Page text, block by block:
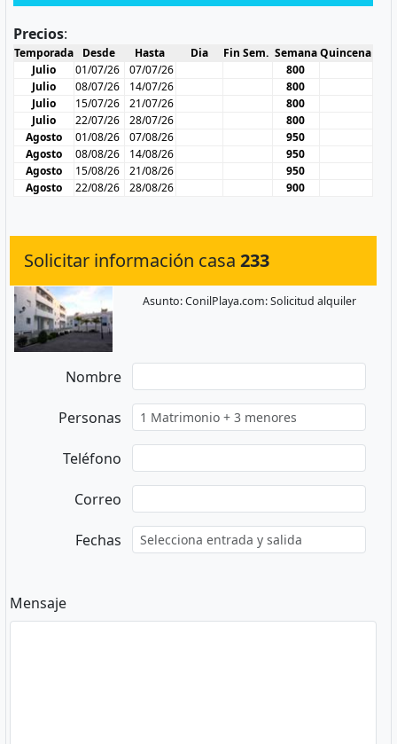
Precios:
Temporada Desde Hasta Dia Fin Sem. Semana Quincena
Julio
01/07/26 07/07/26
800
Julio
08/07/26 14/07/26
800
Julio
15/07/26 21/07/26
800
Julio
22/07/26 28/07/26
800
Agosto
01/08/26 07/08/26
950
Agosto
08/08/26 14/08/26
950
Agosto
15/08/26 21/08/26
950
Agosto
22/08/26 28/08/26 900
Solicitar información casa 233
Asunto: ConilPlaya.com: Solicitud alquiler
Nombre
Personas
Teléfono
Correo
Fechas
Mensaje